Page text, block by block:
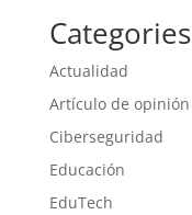
Categories
Actualidad
Artículo de opinión
Ciberseguridad
Educación
EduTech